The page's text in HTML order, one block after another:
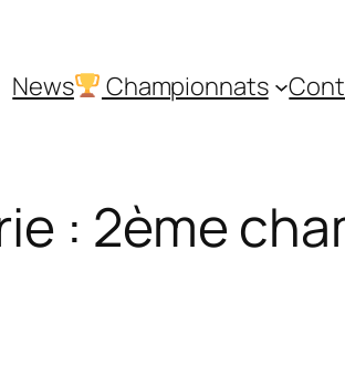
News Championnats
: 2ème